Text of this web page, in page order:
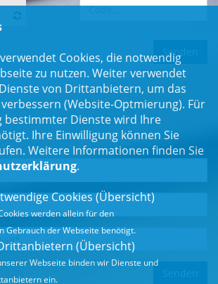
aus dem Landtag und der Region.
Cookies, die notwendig
zu nutzen. Weiter verwendet
von Drittanbietern, um das
(Website-Optmierung). Für
bestimmter Dienste wird Ihre
Ihre Einwilligung können Sie
Weitere Informationen finden Sie
.
Cookies (Übersicht)
werden allein für den
Gebrauch der Webseite benötigt.
(Übersicht)
Webseite binden wir Dienste und
ein.